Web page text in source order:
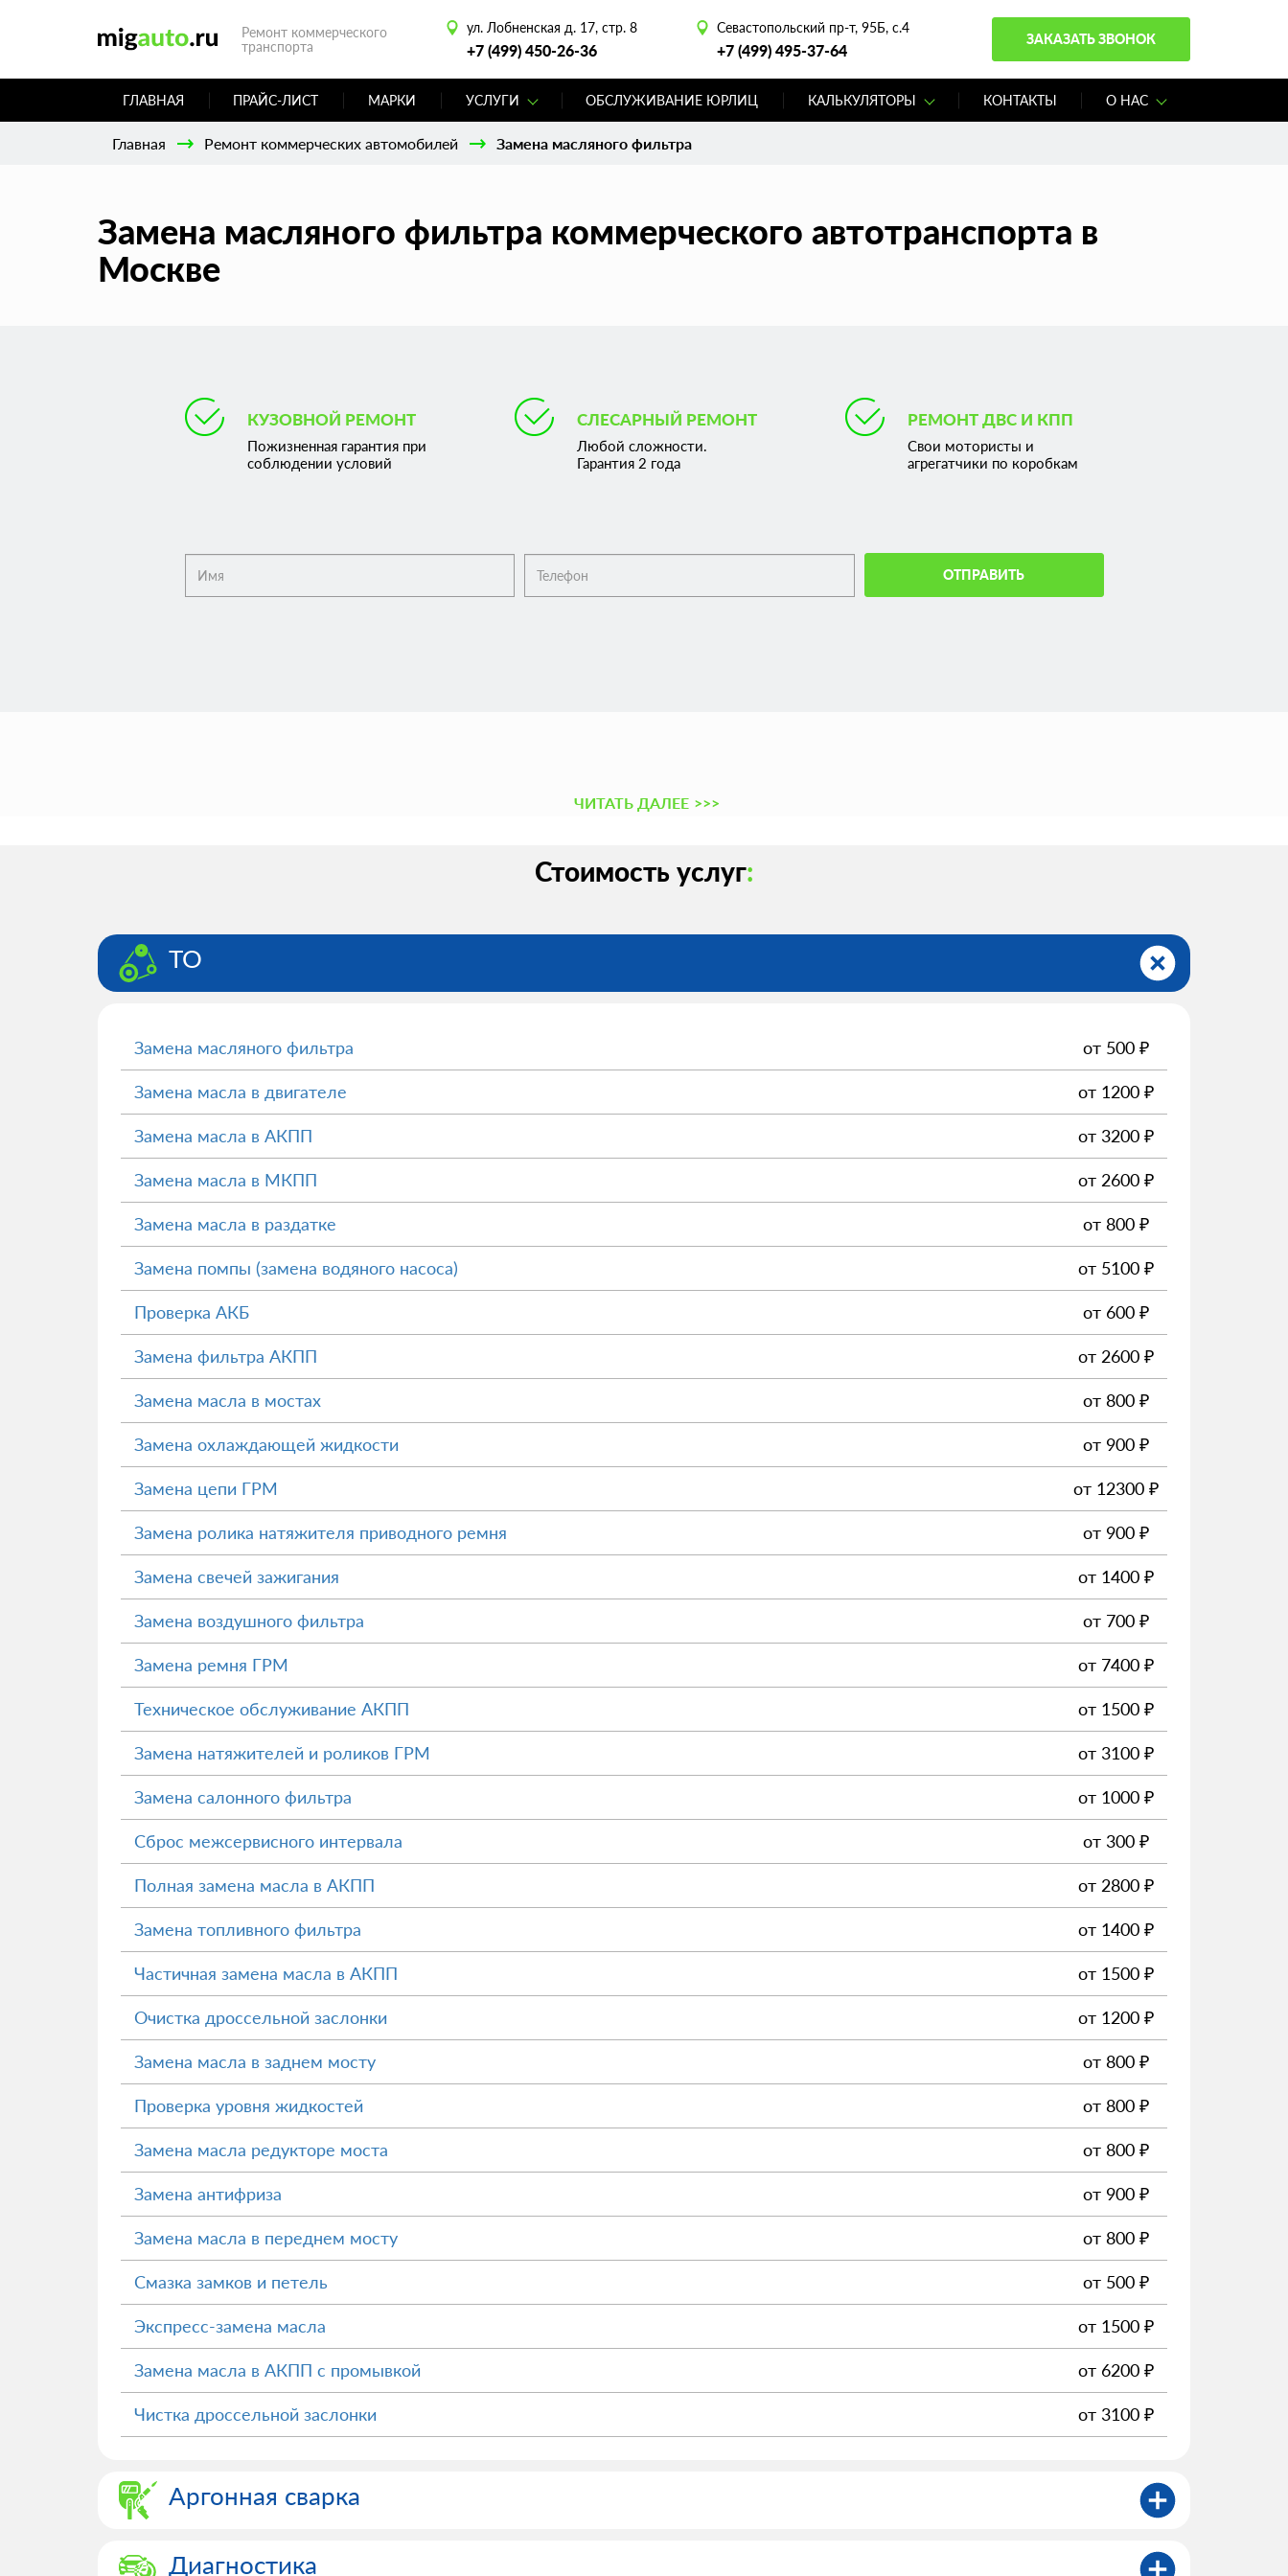
Ремонт коммерческого
транспорта
ул. Лобненская д. 17, стр. 8
+7 (499) 450-26-36
Севастопольский пр-т, 95Б, с.4
+7 (499) 495-37-64
ЗАКАЗАТЬ ЗВОНОК
ГЛАВНАЯ ПРАЙС-ЛИСТ МАРКИ УСЛУГИ ОБСЛУЖИВАНИЕ ЮРЛИЦ КАЛЬКУЛЯТОРЫ КОНТАКТЫ О НАС
Главная Ремонт коммерческих автомобилей Замена масляного фильтра
Замена масляного фильтра коммерческого автотранспорта в
Москве
КУЗОВНОЙ РЕМОНТ
Пожизненная гарантия при
соблюдении условий
СЛЕСАРНЫЙ РЕМОНТ
Любой сложности.
Гарантия 2 года
РЕМОНТ ДВС И КПП
Свои мотористы и
агрегатчики по коробкам
ОТПРАВИТЬ
ЧИТАТЬ ДАЛЕЕ >>>
Стоимость услуг:
ТО
Замена масляного фильтра от 500 ₽
Замена масла в двигателе от 1200 ₽
Замена масла в АКПП от 3200 ₽
Замена масла в МКПП от 2600 ₽
Замена масла в раздатке от 800 ₽
Замена помпы (замена водяного насоса) от 5100 ₽
Проверка АКБ от 600 ₽
Замена фильтра АКПП от 2600 ₽
Замена масла в мостах от 800 ₽
Замена охлаждающей жидкости от 900 ₽
Замена цепи ГРМ от 12300 ₽
Замена ролика натяжителя приводного ремня от 900 ₽
Замена свечей зажигания от 1400 ₽
Замена воздушного фильтра от 700 ₽
Замена ремня ГРМ от 7400 ₽
Техническое обслуживание АКПП от 1500 ₽
Замена натяжителей и роликов ГРМ от 3100 ₽
Замена салонного фильтра от 1000 ₽
Сброс межсервисного интервала от 300 ₽
Полная замена масла в АКПП от 2800 ₽
Замена топливного фильтра от 1400 ₽
Частичная замена масла в АКПП от 1500 ₽
Очистка дроссельной заслонки от 1200 ₽
Замена масла в заднем мосту от 800 ₽
Проверка уровня жидкостей от 800 ₽
Замена масла редукторе моста от 800 ₽
Замена антифриза от 900 ₽
Замена масла в переднем мосту от 800 ₽
Смазка замков и петель от 500 ₽
Экспресс-замена масла от 1500 ₽
Замена масла в АКПП с промывкой от 6200 ₽
Чистка дроссельной заслонки от 3100 ₽
Аргонная сварка
Диагностика